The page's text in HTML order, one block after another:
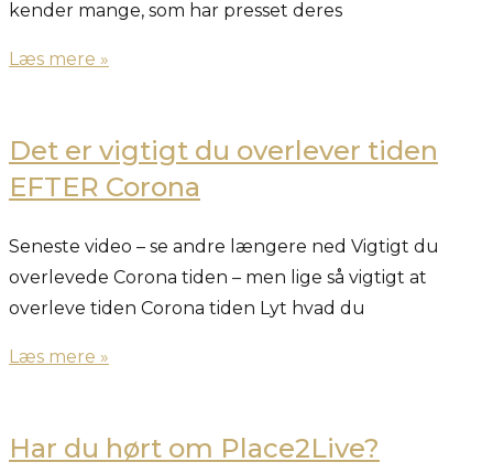
kender mange, som har presset deres
Læs mere »
Det er vigtigt du overlever tiden
EFTER Corona
Seneste video – se andre længere ned Vigtigt du
overlevede Corona tiden – men lige så vigtigt at
overleve tiden Corona tiden Lyt hvad du
Læs mere »
Har du hørt om Place2Live?